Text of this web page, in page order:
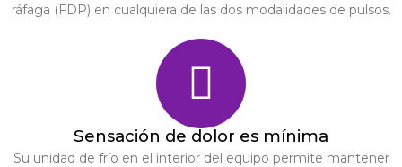
ráfaga (FDP) en cualquiera de las dos modalidades de pulsos.
Sensación de dolor es mínima
Su unidad de frío en el interior del equipo permite mantener